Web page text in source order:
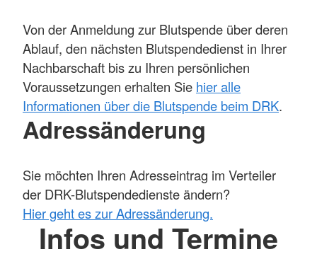
Von der Anmeldung zur Blutspende über deren
Ablauf, den nächsten Blutspendedienst in Ihrer
Nachbarschaft bis zu Ihren persönlichen
Voraussetzungen erhalten Sie hier alle
Informationen über die Blutspende beim DRK.
Adressänderung
Sie möchten Ihren Adresseintrag im Verteiler
der DRK-Blutspendedienste ändern?
Hier geht es zur Adressänderung.
Infos und Termine